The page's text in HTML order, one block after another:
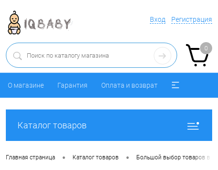
Вход Регистрация
0
О магазине Гарантия Оплата и возврат
Каталог товаров
Главная страница • Каталог товаров • Большой выбор товаров в